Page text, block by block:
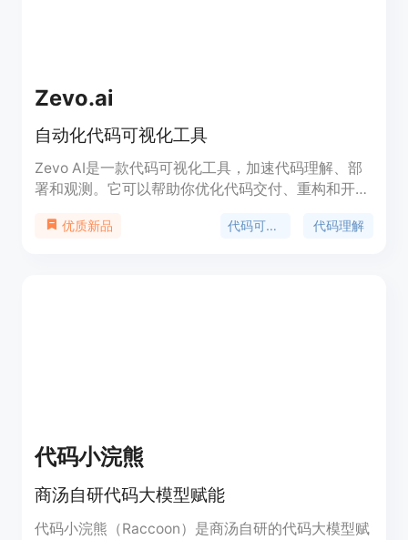
Zevo.ai
自动化代码可视化工具
Zevo AI是一款代码可视化工具，加速代码理解、部
署和观测。它可以帮助你优化代码交付、重构和开发
码分析和上下文理解，自动生成代码映射，帮助你搜
优质新品 代码可视化 代码理解
代码小浣熊
商汤自研代码大模型赋能
代码小浣熊（Raccoon）是商汤自研的代码大模型赋